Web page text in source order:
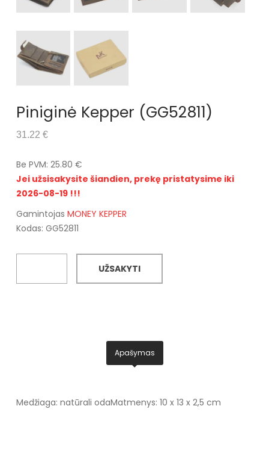
Piniginė Kepper (GG52811)
31.22 €
Be PVM: 25.80 €
Jei užsisakysite šiandien, prekę pristatysime iki
2026-08-19 !!!
Gamintojas MONEY KEPPER
Kodas: GG52811
UŽSAKYTI
Apašymas
Medžiaga: natūrali odaMatmenys: 10 x 13 x 2,5 cm